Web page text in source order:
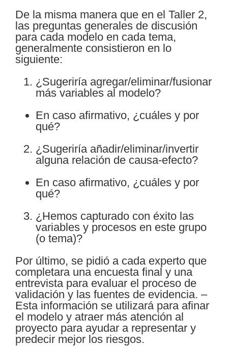
De la misma manera que en el Taller 2,
las preguntas generales de discusión
para cada modelo en cada tema,
generalmente consistieron en lo
siguiente:
¿Sugeriría agregar/eliminar/fusionar
más variables al modelo?
En caso afirmativo, ¿cuáles y por
qué?
¿Sugeriría añadir/eliminar/invertir
alguna relación de causa-efecto?
En caso afirmativo, ¿cuáles y por
qué?
¿Hemos capturado con éxito las
variables y procesos en este grupo
(o tema)?
Por último, se pidió a cada experto que
completara una encuesta final y una
entrevista para evaluar el proceso de
validación y las fuentes de evidencia. –
Esta información se utilizará para afinar
el modelo y atraer más atención al
proyecto para ayudar a representar y
predecir mejor los riesgos.